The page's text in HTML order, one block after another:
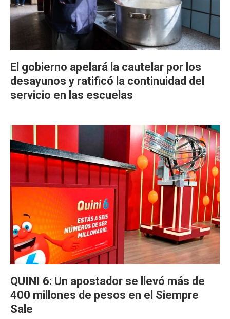
El gobierno apelará la cautelar por los
desayunos y ratificó la continuidad del
servicio en las escuelas
QUINI 6: Un apostador se llevó más de
400 millones de pesos en el Siempre
Sale